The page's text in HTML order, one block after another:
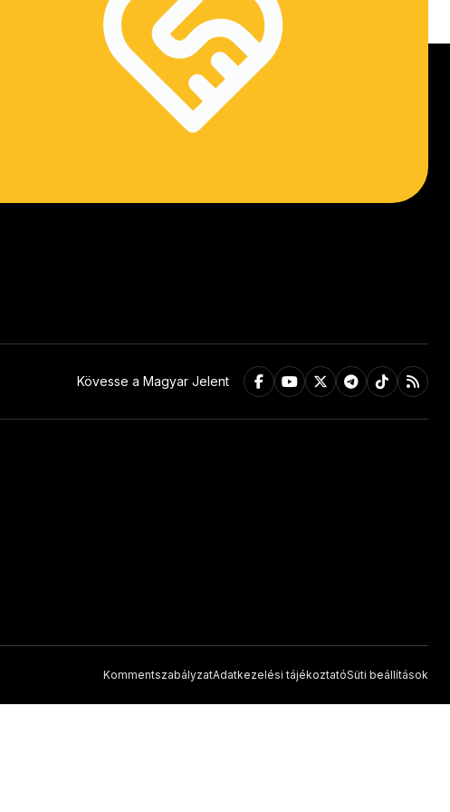
Kövesse a Magyar Jelent
KommentszabályzatAdatkezelési tájékoztatóSüti beállítások